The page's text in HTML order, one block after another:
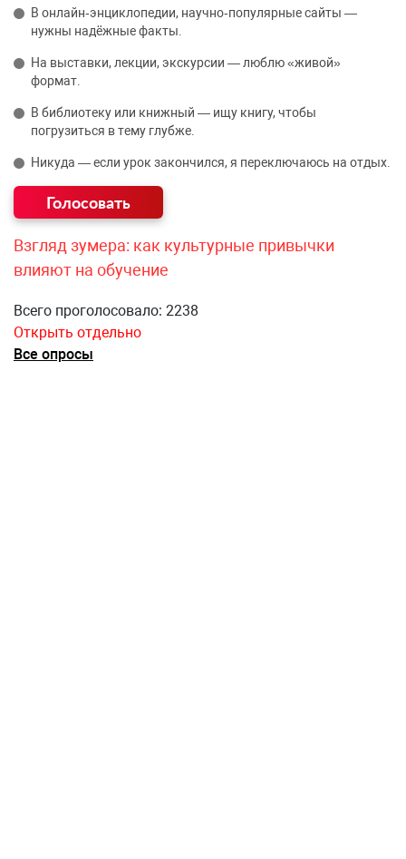
В онлайн‑энциклопедии, научно‑популярные сайты —
нужны надёжные факты.
На выставки, лекции, экскурсии — люблю «живой»
формат.
В библиотеку или книжный — ищу книгу, чтобы
погрузиться в тему глубже.
Никуда — если урок закончился, я переключаюсь на отдых.
Взгляд зумера: как культурные привычки
влияют на обучение
Всего проголосовало: 2238
Открыть отдельно
Все опросы